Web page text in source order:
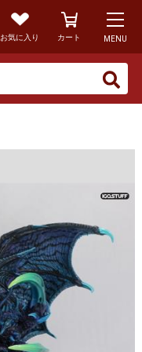
お気に入り カート MENU